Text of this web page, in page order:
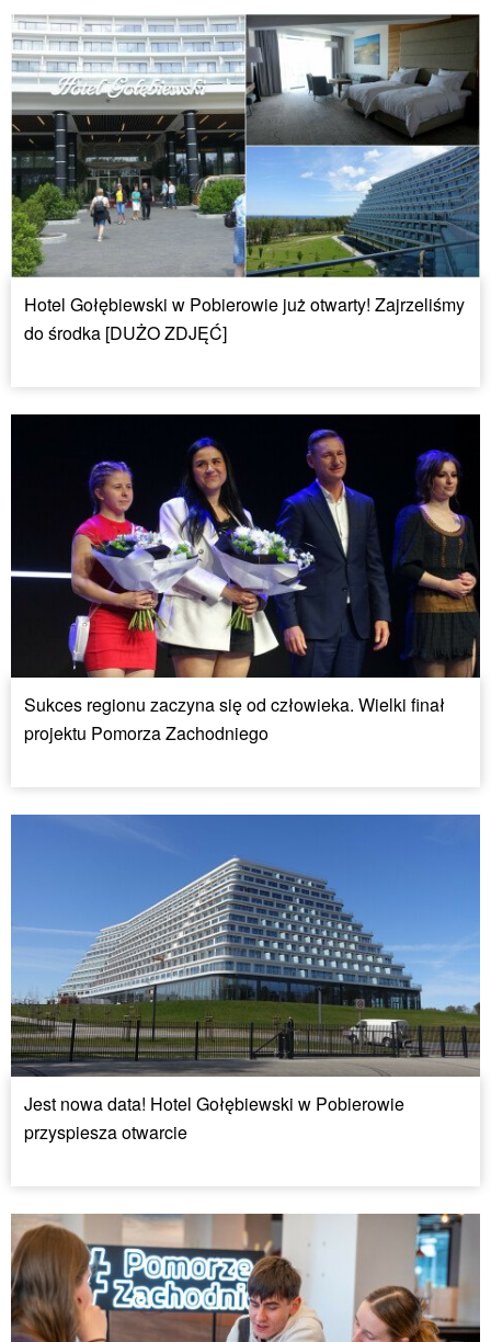
Hotel Gołębiewski w Pobierowie już otwarty! Zajrzeliśmy
do środka [DUŻO ZDJĘĆ]
Sukces regionu zaczyna się od człowieka. Wielki finał
projektu Pomorza Zachodniego
Jest nowa data! Hotel Gołębiewski w Pobierowie
przyspiesza otwarcie